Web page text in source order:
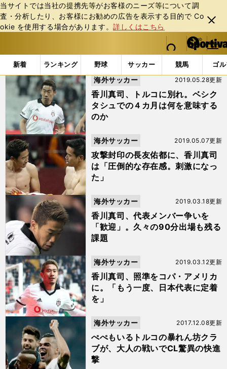
当サイトでは当社の提携先等がお客様のニーズ等について調
査・分析したり、お客様にお勧めの広告を表⽰する⽬的で Co
okie を使⽤する場合があります。詳しくはこちら
閉じ
る
web Sportiva (webスポルティーバ)
検索
マイペ
ー
ジ
メニュ
新着 ランキング 野球 サッカー 競馬 ゴ
b
ス
ポ
ー
バ
「#ベシクタシュ」の最新ニュース・ 情報
香川真司、トルコに別れ。ベシク
タシュでの４カ月は何を意味する
のか
2019.05.28更新
海外サッカー
攻撃封印の長友佑都に、香川真司
は「圧倒的な存在感。刺激になっ
た」
2019.05.07更新
海外サッカー
香川真司、代表メンバー争いを
「歓迎」。久々の90分出場も残る
課題
2019.03.18更新
海外サッカー
香川真司、照準をコパ・アメリカ
に。「もう一度、日本代表に定着
を」
2019.03.12更新
海外サッカー
ぺぺもいるトルコの暴れん坊クラ
ブが、大人の戦いでCL驚異の快進
撃
2017.12.08更新
海外サッカー